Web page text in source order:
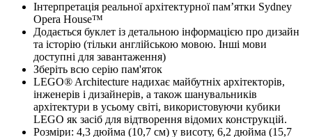
Інтерпретація реальної архітектурної пам’ятки Sydney
Opera House™
Додається буклет із детальною інформацією про дизайн
та історію (тільки англійською мовою. Інші мови
доступні для завантаження)
Зберіть всю серію пам'яток
LEGO® Architecture надихає майбутніх архітекторів,
інженерів і дизайнерів, а також шанувальників
архітектури в усьому світі, використовуючи кубики
LEGO як засіб для відтворення відомих конструкцій.
Розміри: 4,3 дюйма (10,7 см) у висоту, 6,2 дюйма (15,7